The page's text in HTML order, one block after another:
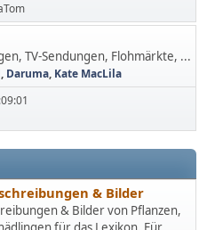
TV-Sendungen, Flohmärkte, ...
, Daruma, Kate MacLila
& Bilder
& Bilder von Pflanzen,